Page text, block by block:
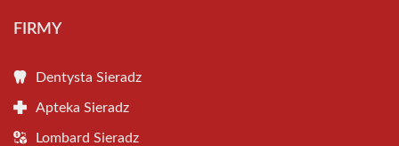
FIRMY
Dentysta Sieradz
Apteka Sieradz
Lombard Sieradz